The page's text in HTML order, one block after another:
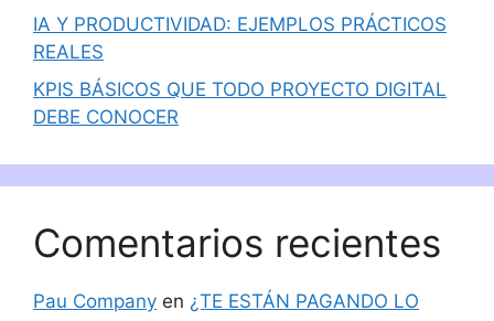
IA Y PRODUCTIVIDAD: EJEMPLOS PRÁCTICOS
REALES
KPIS BÁSICOS QUE TODO PROYECTO DIGITAL
DEBE CONOCER
Comentarios recientes
Pau Company en ¿TE ESTÁN PAGANDO LO